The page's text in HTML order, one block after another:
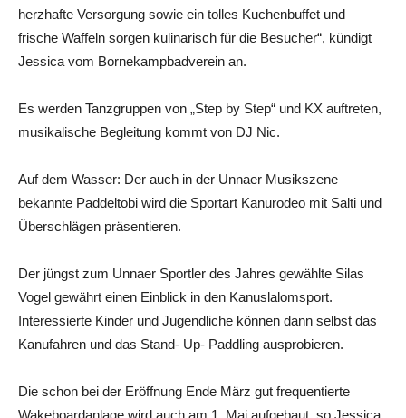
herzhafte Versorgung sowie ein tolles Kuchenbuffet und
frische Waffeln sorgen kulinarisch für die Besucher“, kündigt
Jessica vom Bornekampbadverein an.
Es werden Tanzgruppen von „Step by Step“ und KX auftreten,
musikalische Begleitung kommt von DJ Nic.
Auf dem Wasser: Der auch in der Unnaer Musikszene
bekannte Paddeltobi wird die Sportart Kanurodeo mit Salti und
Überschlägen präsentieren.
Der jüngst zum Unnaer Sportler des Jahres gewählte Silas
Vogel gewährt einen Einblick in den Kanuslalomsport.
Interessierte Kinder und Jugendliche können dann selbst das
Kanufahren und das Stand- Up- Paddling ausprobieren.
Die schon bei der Eröffnung Ende März gut frequentierte